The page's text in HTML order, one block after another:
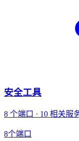
安全工具
8 个端口 · 10 相关服
8个端口